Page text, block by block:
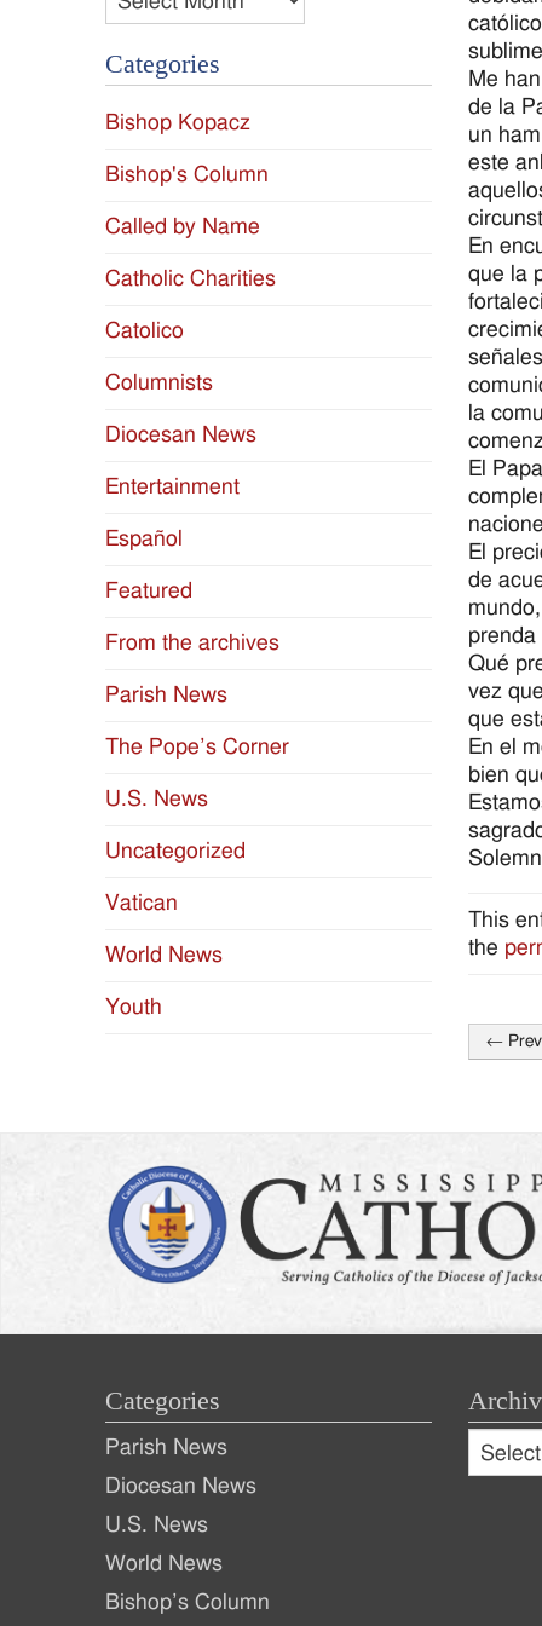
Me
de la
un
este
En
que la
la
El
El
de
prenda
Qué
vez
que
En el
bien
This
the
Post
←
Categories
Bishop Kopacz
Bishop's Column
Called by Name
Catholic Charities
Catolico
Columnists
Diocesan News
Entertainment
Español
Featured
From the archives
Parish News
The Pope’s Corner
U.S. News
Uncategorized
Vatican
World News
Youth
Categories
Parish News
Diocesan News
U.S. News
World News
Bishop’s Column